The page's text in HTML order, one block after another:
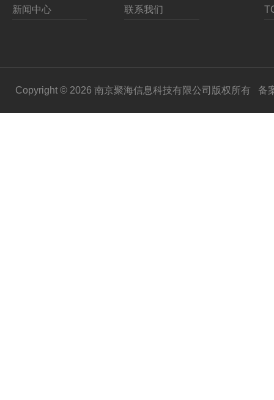
新闻中心 联系我们
Copyright © 2026 南京聚海信息科技有限公司版权所有 备